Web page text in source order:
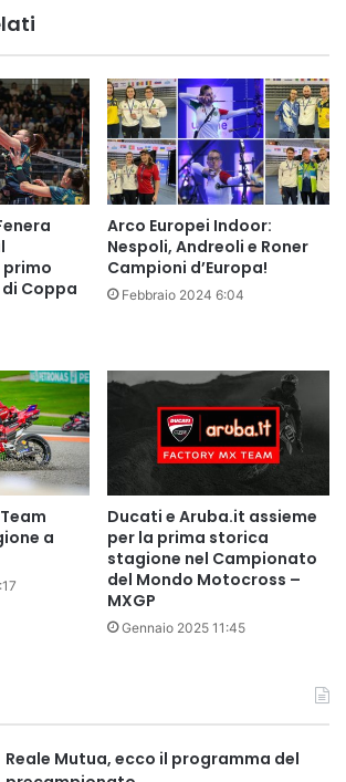
Coppa
Arco Europei Indoor:
Nespoli, Andreoli e Roner
Campioni d’Europa!
Febbraio 2024 6:04
a
Ducati e Aruba.it assieme
per la prima storica
stagione nel Campionato
del Mondo Motocross –
MXGP
Gennaio 2025 11:45
Reale Mutua, ecco il programma del